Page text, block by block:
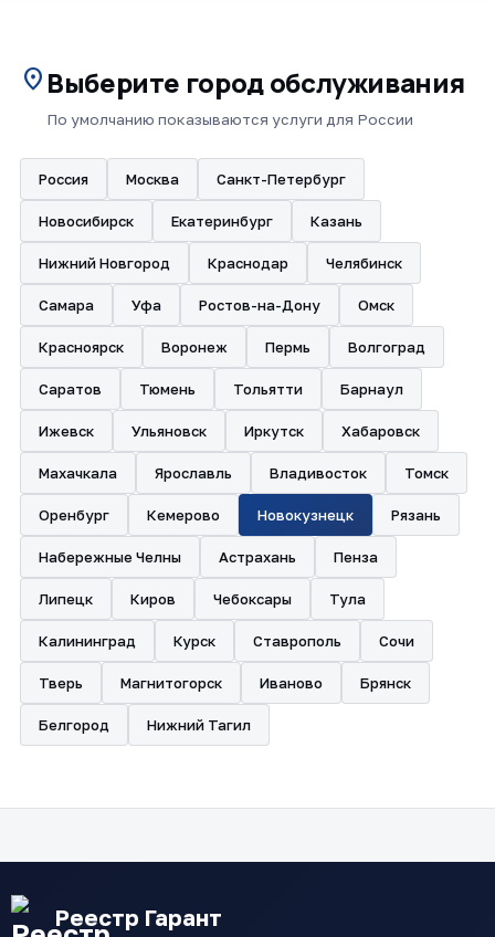
location_on Выберите город обслуживания
По умолчанию показываются услуги для России
Россия Москва Санкт-Петербург
Новосибирск Екатеринбург Казань
Нижний Новгород Краснодар Челябинск
Самара Уфа Ростов-на-Дону Омск
Красноярск Воронеж Пермь Волгоград
Саратов Тюмень Тольятти Барнаул
Ижевск Ульяновск Иркутск Хабаровск
Махачкала Ярославль Владивосток Томск
Оренбург Кемерово Новокузнецк Рязань
Набережные Челны Астрахань Пенза
Липецк Киров Чебоксары Тула
Калининград Курск Ставрополь Сочи
Тверь Магнитогорск Иваново Брянск
Белгород Нижний Тагил
Реестр Гарант